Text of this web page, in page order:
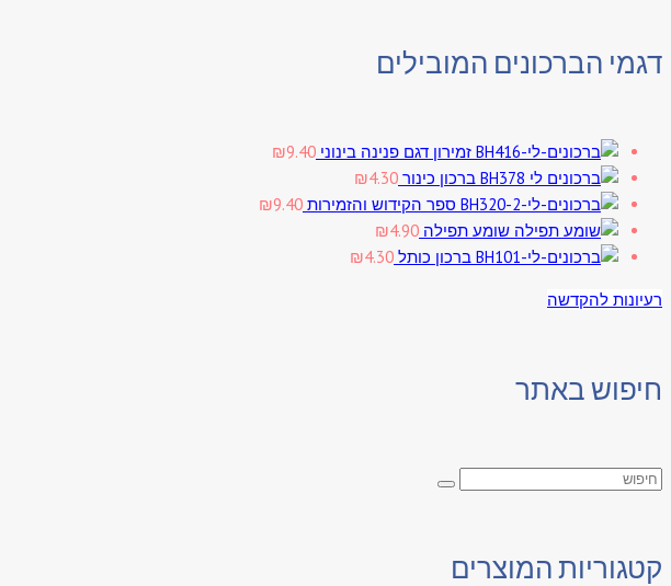
דגמי הברכונים המובילים
זמירון דגם פנינה בינוני ₪9.40
ברכון כינור
₪4.30
ספר הקידוש והזמירות
₪9.40
שומע תפילה
₪4.90
ברכון כותל
₪4.30
רעיונות להקדשה
חיפוש באתר
קטגוריות המוצרים